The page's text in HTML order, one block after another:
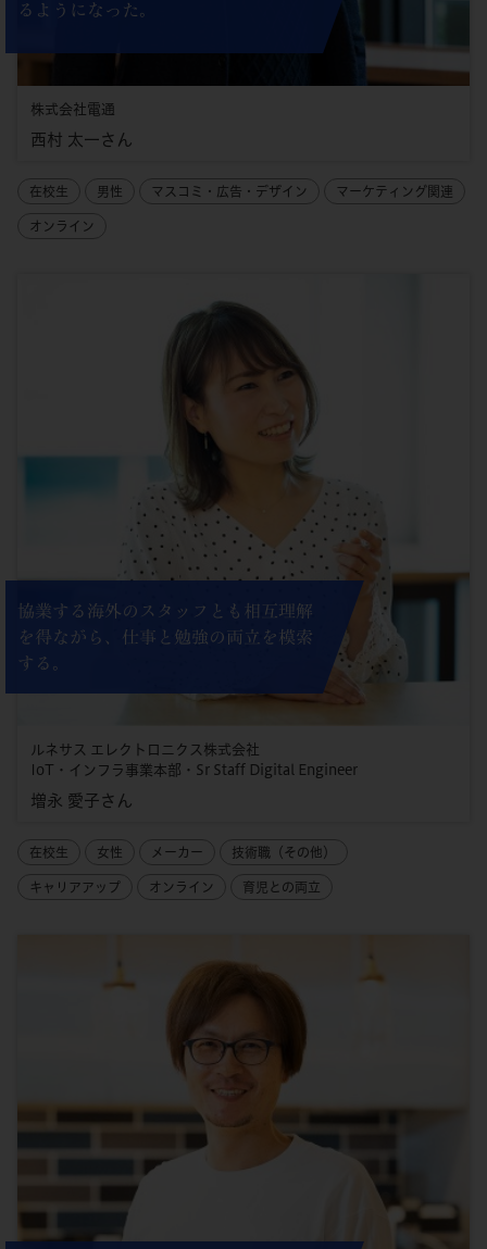
るようになった。
株式会社電通
西村 太一さん
在校生 男性 マスコミ・広告・デザイン マーケティング関連
オンライン
協業する海外のスタッフとも相互理解
を得ながら、仕事と勉強の両立を模索
する。
ルネサス エレクトロニクス株式会社
IoT・インフラ事業本部・Sr Staff Digital Engineer
増永 愛子さん
在校生 女性 メーカー 技術職（その他）
キャリアアップ オンライン 育児との両立